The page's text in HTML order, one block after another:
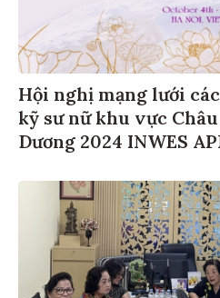
Hội nghị mạng lưới
kỹ sư nữ khu vực
Dương 2024 INWES